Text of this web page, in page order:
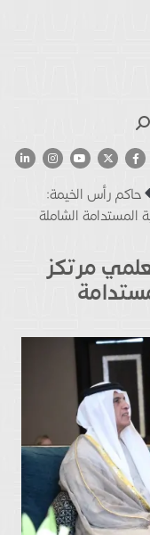
حاكم رأس الخيمة:
المستدامة الشاملة
مرتكز